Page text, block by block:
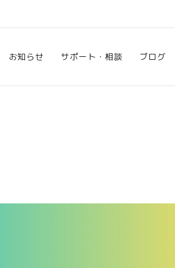
お知らせ サポート・相談 ブログ